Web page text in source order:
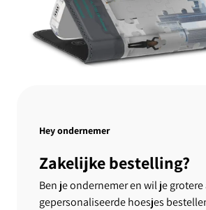
Hey ondernemer
Zakelijke bestelling?
Ben je ondernemer en wil je
gepersonaliseerde hoesjes